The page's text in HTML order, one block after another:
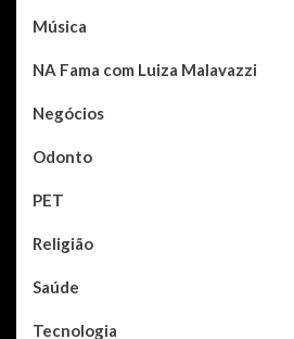
Música
NA Fama com Luiza Malavazzi
Negócios
Odonto
PET
Religião
Saúde
Tecnologia